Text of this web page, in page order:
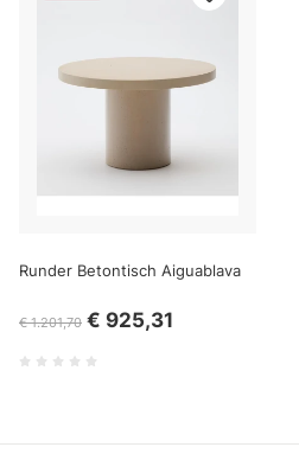
nostri partner che si occupano
pubblicità e social media, i quali
raccolto dal suo utilizzo dei loro
Runder Betontisch Aiguablava
€ 1.201,70 € 925,31